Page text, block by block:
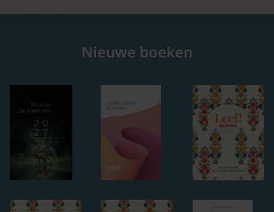
Nieuwe boeken